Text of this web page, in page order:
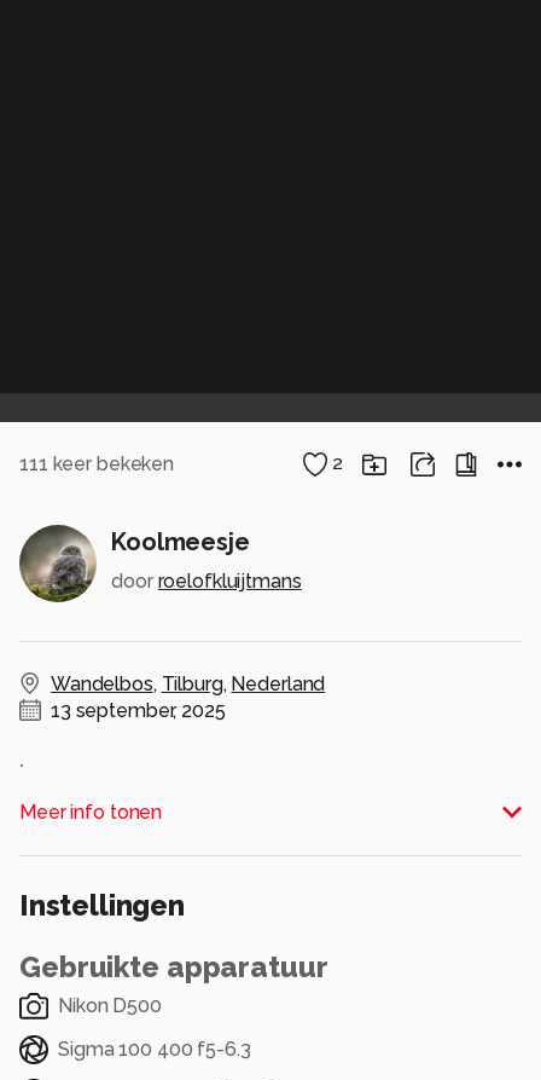
111 keer bekeken 2
Koolmeesje
door roelofkluijtmans
Wandelbos, Tilburg, Nederland
13 september, 2025
.
Alle rechten voorbehouden
Meer info tonen
Instellingen
Gebruikte apparatuur
Nikon D500
Sigma 100 400 f5-6.3